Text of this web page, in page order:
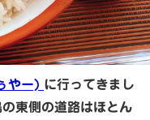
やー) に行ってきまし
東側の道路はほとん